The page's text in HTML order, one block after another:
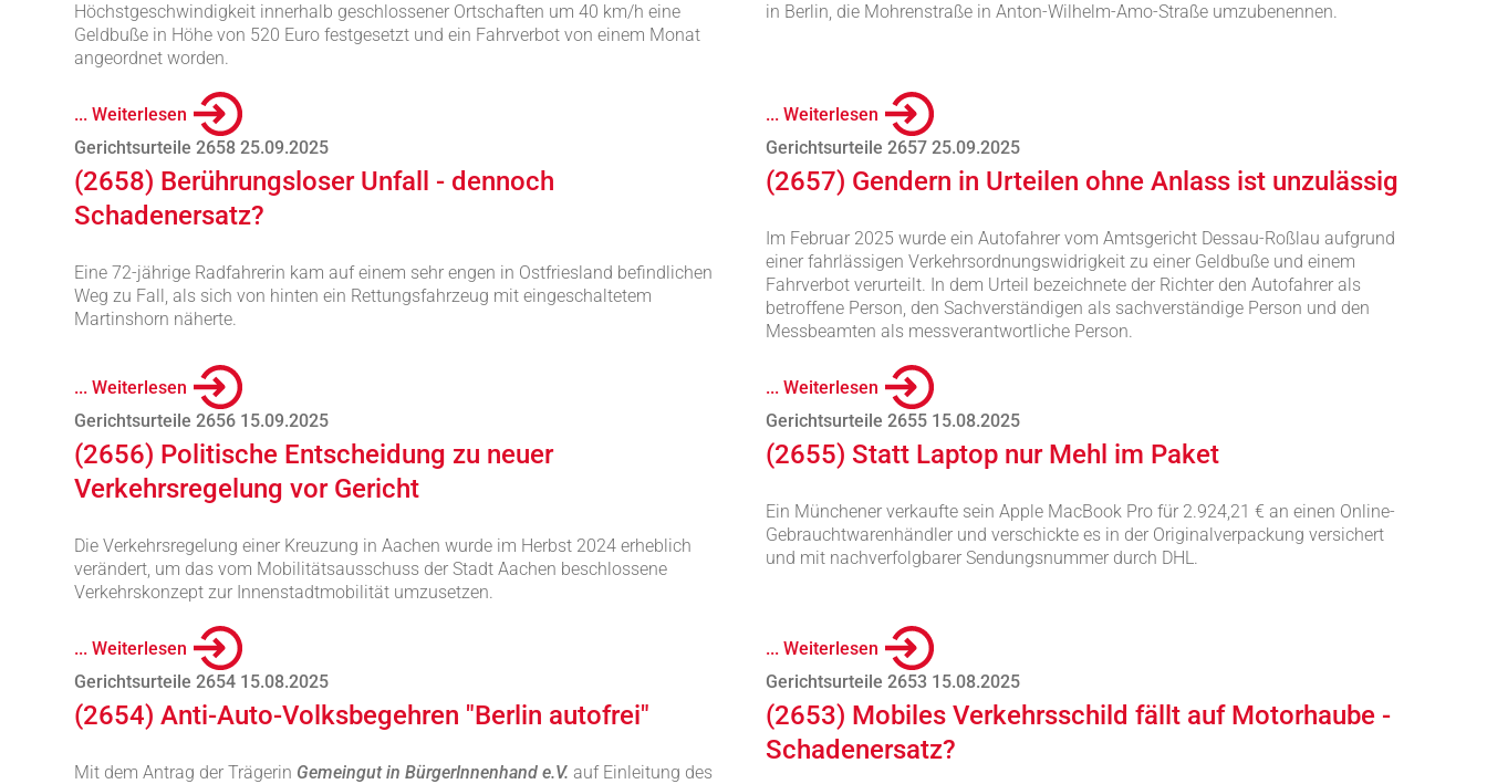
Höchstgeschwindigkeit innerhalb geschlossener Ortschaften um 40 km/h eine
Geldbuße in Höhe von 520 Euro festgesetzt und ein Fahrverbot von einem Monat
angeordnet worden.
... Weiterlesen
in Berlin, die Mohrenstraße in Anton-Wilhelm-Amo-Straße umzubenennen.
... Weiterlesen
Gerichtsurteile 2658 25.09.2025
(2658) Berührungsloser Unfall - dennoch
Schadenersatz?
Eine 72-jährige Radfahrerin kam auf einem sehr engen in Ostfriesland befindlichen
Weg zu Fall, als sich von hinten ein Rettungsfahrzeug mit eingeschaltetem
Martinshorn näherte.
... Weiterlesen
Gerichtsurteile 2657 25.09.2025
(2657) Gendern in Urteilen ohne Anlass ist unzulässig
Im Februar 2025 wurde ein Autofahrer vom Amtsgericht Dessau-Roßlau aufgrund
einer fahrlässigen Verkehrsordnungswidrigkeit zu einer Geldbuße und einem
Fahrverbot verurteilt. In dem Urteil bezeichnete der Richter den Autofahrer als
betroffene Person, den Sachverständigen als sachverständige Person und den
Messbeamten als messverantwortliche Person.
... Weiterlesen
Gerichtsurteile 2656 15.09.2025
(2656) Politische Entscheidung zu neuer
Verkehrsregelung vor Gericht
Die Verkehrsregelung einer Kreuzung in Aachen wurde im Herbst 2024 erheblich
verändert, um das vom Mobilitätsausschuss der Stadt Aachen beschlossene
Verkehrskonzept zur Innenstadtmobilität umzusetzen.
... Weiterlesen
Gerichtsurteile 2655 15.08.2025
(2655) Statt Laptop nur Mehl im Paket
Ein Münchener verkaufte sein Apple MacBook Pro für 2.924,21 € an einen Online-
Gebrauchtwarenhändler und verschickte es in der Originalverpackung versichert
und mit nachverfolgbarer Sendungsnummer durch DHL.
... Weiterlesen
Gerichtsurteile 2654 15.08.2025
(2654) Anti-Auto-Volksbegehren "Berlin autofrei"
Mit dem Antrag der Trägerin Gemeingut in BürgerInnenhand e.V. auf Einleitung des
Gerichtsurteile 2653 15.08.2025
(2653) Mobiles Verkehrsschild fällt auf Motorhaube -
Schadenersatz?